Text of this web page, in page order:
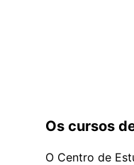
Os cursos
O Centro de